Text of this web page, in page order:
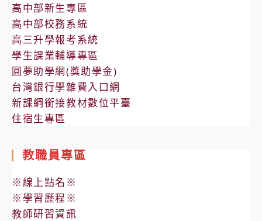
理
藥
物
濫
用
防
制
韶
計
畫」，
高中部新生專區
高中部校務系統
高三升學報考系統
學生課業輔導專區
圓夢助學網(獎助學金)
台灣銀行學雜費入口網
新課綱銜接教材數位平臺
住宿生專區
教職員專區
※線上點名※
※學習歷程※
教師研習資訊